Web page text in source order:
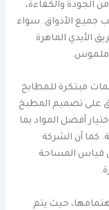
الجودة والكفاءة،
جميع الأذواق. سواء
الأيدي الماهرة
ملموس.
مبتكرة للمطابخ
على تصميم المطبخ
أفضل المواد بما
كما أن الشركة
قياس المساحة
حيث يتم